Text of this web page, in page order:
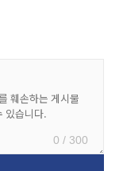
0 / 300